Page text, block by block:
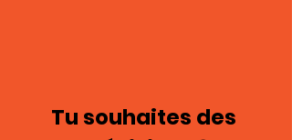
Tu souhaites des